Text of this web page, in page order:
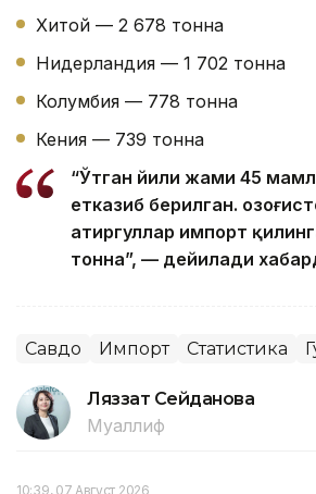
Хитой — 2 678 тонна
Нидерландия — 1 702 тонна
Колумбия — 778 тонна
Кения — 739 тонна
“Ўтган йили жами 45
етказиб берилган.
атиргуллар импорт
тонна”, — дейилади
Савдо Импорт Статистика
Ляззат Сейданова
Муаллиф
10:39, 07 Август 2026